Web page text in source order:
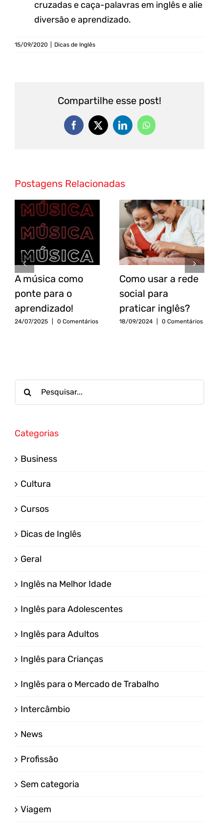
cruzadas e caça-palavras em inglês e alie
diversão e aprendizado.
15/09/2020 Dicas de Inglês
Compartilhe esse post!
Postagens Relacionadas
A música como
ponte para o
aprendizado!
24/07/2025 0 Comentários
Como usar a rede
social para
praticar inglês?
18/09/2024 0 Comentários
Categorias
Business
Cultura
Cursos
Dicas de Inglês
Geral
Inglês na Melhor Idade
Inglês para Adolescentes
Inglês para Adultos
Inglês para Crianças
Inglês para o Mercado de Trabalho
Intercâmbio
News
Profissão
Sem categoria
Viagem